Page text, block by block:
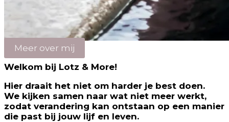
Meer over mij
Welkom bij Lotz & More!
Hier draait het niet om harder je best doen.
We kijken samen naar wat niet meer werkt,
zodat verandering kan ontstaan op een manier
die past bij jouw lijf en leven.